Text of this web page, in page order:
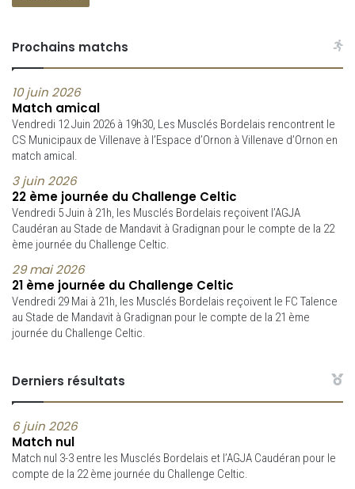
Prochains matchs
10 juin 2026
Match amical
Vendredi 12 Juin 2026 à 19h30, Les Musclés Bordelais rencontrent le
CS Municipaux de Villenave à l’Espace d’Ornon à Villenave d’Ornon en
match amical.
3 juin 2026
22 ème journée du Challenge Celtic
Vendredi 5 Juin à 21h, les Musclés Bordelais reçoivent l’AGJA
Caudéran au Stade de Mandavit à Gradignan pour le compte de la 22
ème journée du Challenge Celtic.
29 mai 2026
21 ème journée du Challenge Celtic
Vendredi 29 Mai à 21h, les Musclés Bordelais reçoivent le FC Talence
au Stade de Mandavit à Gradignan pour le compte de la 21 ème
journée du Challenge Celtic.
Derniers résultats
6 juin 2026
Match nul
Match nul 3-3 entre les Musclés Bordelais et l’AGJA Caudéran pour le
compte de la 22 ème journée du Challenge Celtic.